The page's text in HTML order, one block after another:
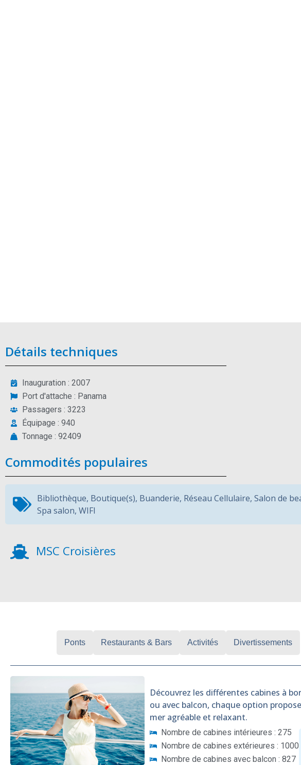
Détails techniques
Inauguration : 2007
Port d'attache : Panama
Passagers : 3223
Équipage : 940
Tonnage : 92409
Commodités populaires
Bibliothèque, Boutique(s), Buanderie, Réseau Cellulaire, Salon de
Spa salon, WIFI
MSC Croisières
Ponts Restaurants & Bars Activités Divertissements
Découvrez les différentes cabines à
ou avec balcon, chaque option
mer agréable et relaxant.
Nombre de cabines intérieures : 275
Nombre de cabines extérieures : 1000
Nombre de cabines avec balcon : 827